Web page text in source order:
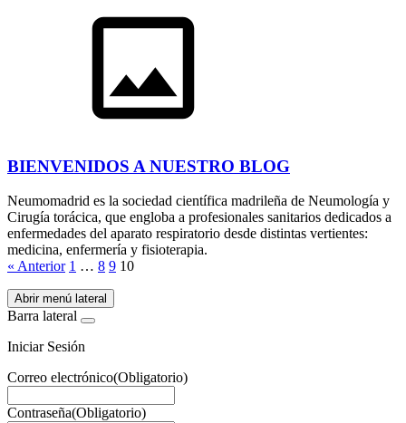
BIENVENIDOS A NUESTRO BLOG
Neumomadrid es la sociedad científica madrileña de Neumología y
Cirugía torácica, que engloba a profesionales sanitarios dedicados a
enfermedades del aparato respiratorio desde distintas vertientes:
medicina, enfermería y fisioterapia.
« Anterior 1 … 8 9 10
Abrir menú lateral
Barra lateral
Iniciar Sesión
Correo electrónico(Obligatorio)
Contraseña(Obligatorio)